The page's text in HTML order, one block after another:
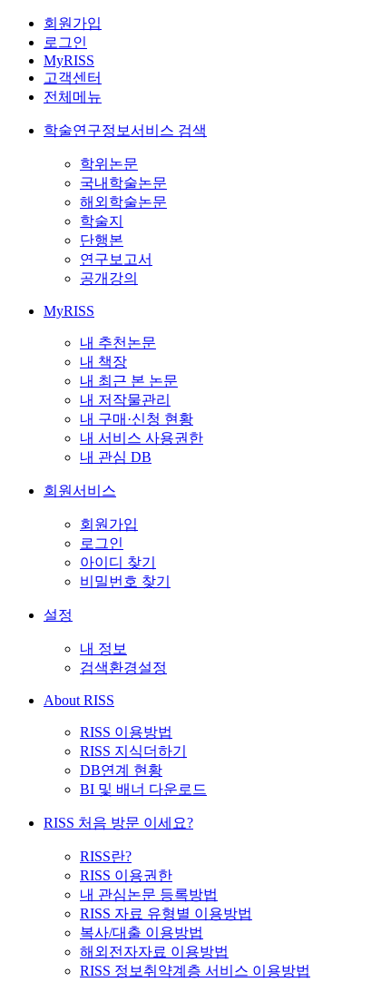
회원가입
로그인
MyRISS
고객센터
전체메뉴
학술연구정보서비스 검색
학위논문
국내학술논문
해외학술논문
학술지
단행본
연구보고서
공개강의
MyRISS
내 추천논문
내 책장
내 최근 본 논문
내 저작물관리
내 구매·신청 현황
내 서비스 사용권한
내 관심 DB
회원서비스
회원가입
로그인
아이디 찾기
비밀번호 찾기
설정
내 정보
검색환경설정
About RISS
RISS 이용방법
RISS 지식더하기
DB연계 현황
BI 및 배너 다운로드
RISS 처음 방문 이세요?
RISS란?
RISS 이용권한
내 관심논문 등록방법
RISS 자료 유형별 이용방법
복사/대출 이용방법
해외전자자료 이용방법
RISS 정보취약계층 서비스 이용방법